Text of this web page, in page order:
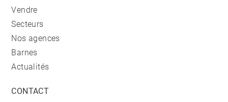
Vendre
Secteurs
Nos agences
Barnes
Actualités
CONTACT